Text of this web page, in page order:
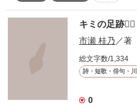
今回は私が14歳の時に書いた詩
恋人と別れてから初めての冬を
キミの足跡
市瀬 桂乃／著
総文字数/1,334
詩・短歌・俳句・
0